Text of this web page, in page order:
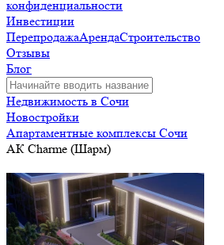
конфиденциальности
Инвестиции
ПерепродажаАрендаСтроительство
Отзывы
Блог
Недвижимость в Сочи
Новостройки
Апартаментные комплексы Сочи
АК Charme (Шарм)